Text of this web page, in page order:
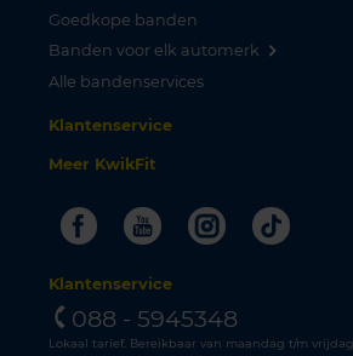
Goedkope banden
Banden voor elk automerk
Alle bandenservices
Klantenservice
Meer KwikFit
FacebookYoutubeInstagram
Tiktok
Klantenservice
088 - 5945348
Lokaal tarief. Bereikbaar van maandag t/m vrijdag